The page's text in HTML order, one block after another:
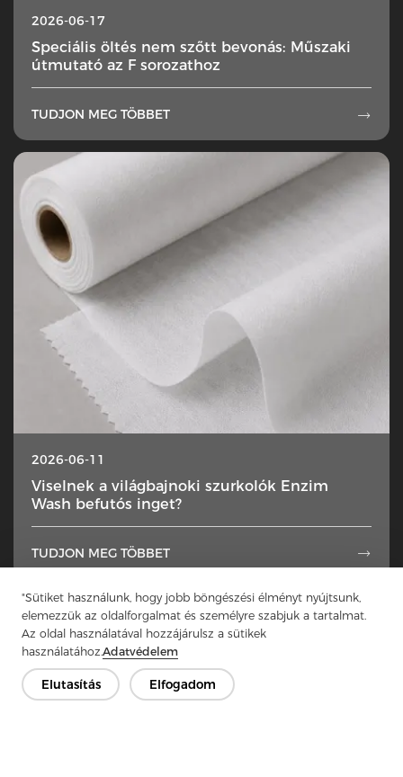
"Sütiket használunk, hogy jobb böngészési élményt nyújtsunk,
elemezzük az oldalforgalmat és személyre szabjuk a tartalmat.
Az oldal használatával hozzájárulsz a sütikek
használatához.Adatvédelem
Elutasítás Elfogadom
2026-06-17
Speciális öltés nem szőtt bevonás: Műszaki
útmutató az F sorozathoz
TUDJON MEG TÖBBET 
2026-06-11
Viselnek a világbajnoki szurkolók Enzim
Wash befutós inget?
TUDJON MEG TÖBBET 
1 2 3 4 5 ... 49